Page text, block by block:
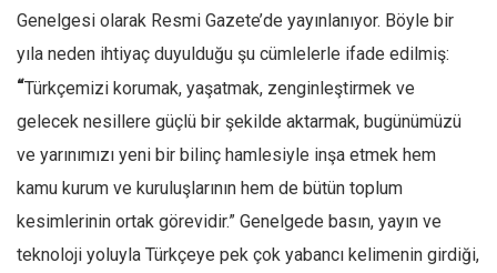
YouTube
Editörden
Mahmut Toptaş
Yvonne Ridley
Barış Tarımcıoğlu
Genelgesi olarak Resmi Gazete’de yayınlanıyor. Böyle bir
yıla neden ihtiyaç duyulduğu şu cümlelerle ifade edilmiş:
“Türkçemizi korumak, yaşatmak, zenginleştirmek ve
gelecek nesillere güçlü bir şekilde aktarmak, bugünümüzü
ve yarınımızı yeni bir bilinç hamlesiyle inşa etmek hem
kamu kurum ve kuruluşlarının hem de bütün toplum
kesimlerinin ortak görevidir.” Genelgede basın, yayın ve
teknoloji yoluyla Türkçeye pek çok yabancı kelimenin girdiği,